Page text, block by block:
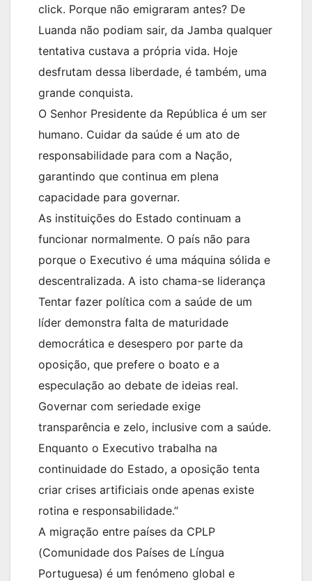
click. Porque não emigraram antes? De
Luanda não podiam sair, da Jamba qualquer
tentativa custava a própria vida. Hoje
desfrutam dessa liberdade, é também, uma
grande conquista.
O Senhor Presidente da República é um ser
humano. Cuidar da saúde é um ato de
responsabilidade para com a Nação,
garantindo que continua em plena
capacidade para governar.
As instituições do Estado continuam a
funcionar normalmente. O país não para
porque o Executivo é uma máquina sólida e
descentralizada. A isto chama-se liderança
Tentar fazer política com a saúde de um
líder demonstra falta de maturidade
democrática e desespero por parte da
oposição, que prefere o boato e a
especulação ao debate de ideias real.
Governar com seriedade exige
transparência e zelo, inclusive com a saúde.
Enquanto o Executivo trabalha na
continuidade do Estado, a oposição tenta
criar crises artificiais onde apenas existe
rotina e responsabilidade.”
A migração entre países da CPLP
(Comunidade dos Países de Língua
Portuguesa) é um fenómeno global e